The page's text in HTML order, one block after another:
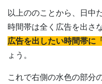
以上ののことから、日中
時間帯は全く広告を出さ
広告を出したい時間帯に
ょう。
これで右側の水色の部分